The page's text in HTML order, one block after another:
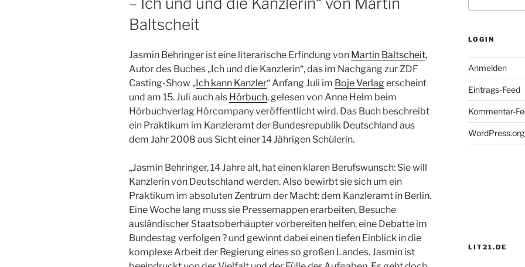
Baltscheit
Jasmin Behringer ist eine literarische Erfindung von Martin Baltscheit,
Autor des Buches „Ich und die Kanzlerin“, das im Nachgang zur ZDF
Casting-Show „Ich kann Kanzler“ Anfang Juli im Boje Verlagerscheint
und am 15. Juli auch als Hörbuch, gelesen von Anne Helm beim
Hörbuchverlag Hörcompany veröffentlicht wird. Das Buch beschreibt
ein Praktikum im Kanzleramt der Bundesrepublik Deutschland aus
dem Jahr 2008 aus Sicht einer 14 Jährigen Schülerin.
„Jasmin Behringer, 14 Jahre alt, hat einen klaren Berufswunsch: Sie will
Kanzlerin von Deutschland werden. Also bewirbt sie sich um ein
Praktikum im absoluten Zentrum der Macht: dem Kanzleramt in Berlin.
Eine Woche lang muss sie Pressemappen erarbeiten, Besuche
ausländischer Staatsoberhäupter vorbereiten helfen, eine Debatte im
Bundestag verfolgen ? und gewinnt dabei einen tiefen Einblick in die
komplexe Arbeit der Regierung eines so großen Landes. Jasmin ist
LOGIN
Anmelden
Eintrags-Feed
Kommentar-
WordPress.org
LIT21.DE